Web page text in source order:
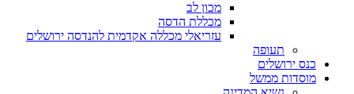
מכון לב
מכללת הדסה
עזריאלי מכללה אקדמית להנדסה ירושלים
תעופה
כנס ירושלים
מוסדות ממשל